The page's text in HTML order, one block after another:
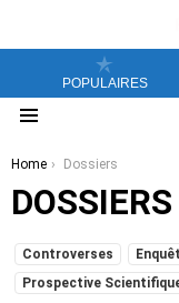
POPULAIRES
You are here:
Home Dossiers
DOSSIERS
SUBTERMS
Controverses
Prospective